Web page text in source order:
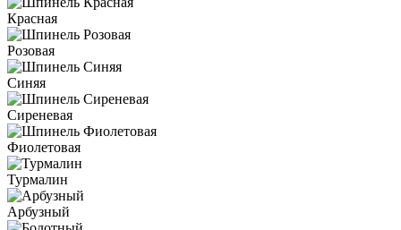
Красная
Розовая
Синяя
Сиреневая
Фиолетовая
Турмалин
Арбузный